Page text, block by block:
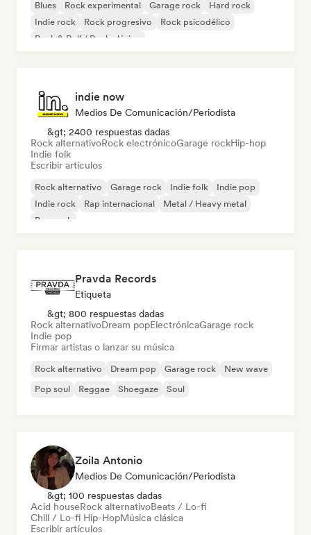
Blues Rock experimental Garage rock
Hard rock
Indie rock
Rock progresivo
Rock psicodélico
Rock & Roll / Rock clásico
indie now
Medios De Comunicación/Periodista
&gt; 2400 respuestas dadas
Rock alternativoRock electrónicoGarage rockHip-hop
Indie folk
Escribir artículos
Rock alternativo Garage rock Indie folk
Indie pop
Indie rock
Rap internacional
Metal / Heavy metal
Pop rock
Pravda Records
Etiqueta
&gt; 800 respuestas dadas
Rock alternativoDream popElectrónicaGarage rock
Indie pop
Firmar artistas o lanzar su música
Rock alternativo Dream pop Garage rock
New wave
Pop soul
Reggae Shoegaze Soul
Zoila Antonio
Medios De Comunicación/Periodista
&gt; 100 respuestas dadas
Acid houseRock alternativoBeats / Lo-fi
Chill / Lo-fi Hip-HopMúsica clásica
Escribir artículos